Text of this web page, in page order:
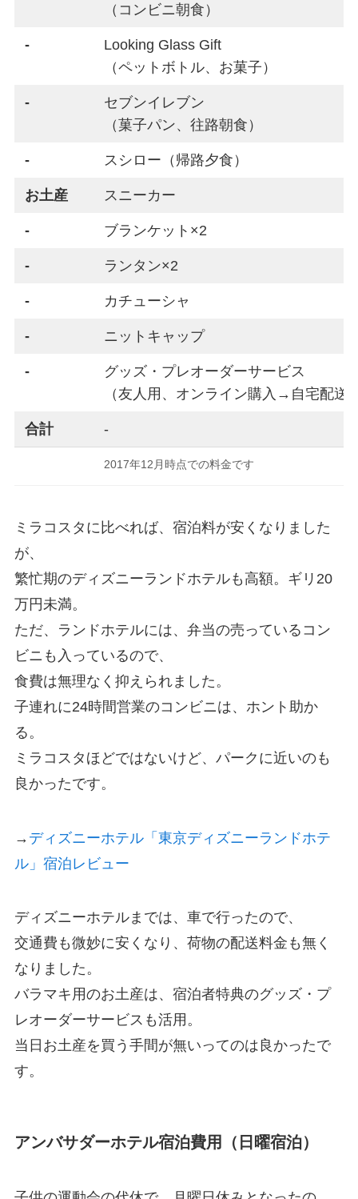
（コンビニ朝食）
-
Looking Glass Gift
（ペットボトル、お菓子）
-
セブンイレブン
（菓子パン、往路朝食）
- スシロー（帰路夕食）
お土産 スニーカー
- ブランケット×2
- ランタン×2
- カチューシャ
- ニットキャップ
-
グッズ・プレオーダーサービス
（友人用、オンライン購入→自宅配送
合計 -
2017年12月時点での料金です
ミラコスタに比べれば、宿泊料が安くなりました
が、
繁忙期のディズニーランドホテルも高額。ギリ20
万円未満。
ただ、ランドホテルには、弁当の売っているコン
ビニも入っているので、
食費は無理なく抑えられました。
子連れに24時間営業のコンビニは、ホント助か
る。
ミラコスタほどではないけど、パークに近いのも
良かったです。
→ ディズニーホテル「東京ディズニーランドホテ
ル」宿泊レビュー
ディズニーホテルまでは、車で行ったので、
交通費も微妙に安くなり、荷物の配送料金も無く
なりました。
バラマキ用のお土産は、宿泊者特典のグッズ・プ
レオーダーサービスも活用。
当日お土産を買う手間が無いってのは良かったで
す。
アンバサダーホテル宿泊費用（日曜宿泊）